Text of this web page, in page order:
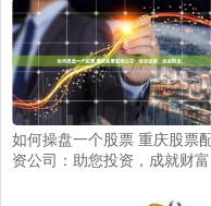
如何操盘一个股票 重庆股票
资公司：助您投资，成就财富